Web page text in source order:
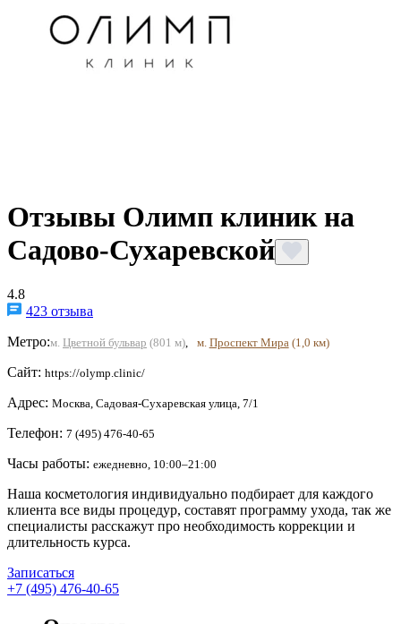
Отзывы Олимп клиник на
Садово-Сухаревской
4.8
423 отзыва
Метро:м. Цветной бульвар (801 м) м. Проспект Мира (1,0 км)
Сайт: https://olymp.clinic/
Адрес: Москва, Садовая-Сухаревская улица, 7/1
Телефон: 7 (495) 476-40-65
Часы работы: ежедневно, 10:00–21:00
Наша косметология индивидуально подбирает для каждого
клиента все виды процедур, составят программу ухода, так же
специалисты расскажут про необходимость коррекции и
длительность курса.
Записаться
+7 (495) 476-40-65